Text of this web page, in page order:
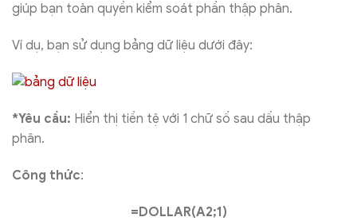
giúp bạn toàn quyền kiểm soát phần thập phân.
Ví dụ, bạn sử dụng bảng dữ liệu dưới đây:
*Yêu cầu: Hiển thị tiền tệ với 1 chữ số sau dấu thập
phân.
Công thức:
=DOLLAR(A2;1)